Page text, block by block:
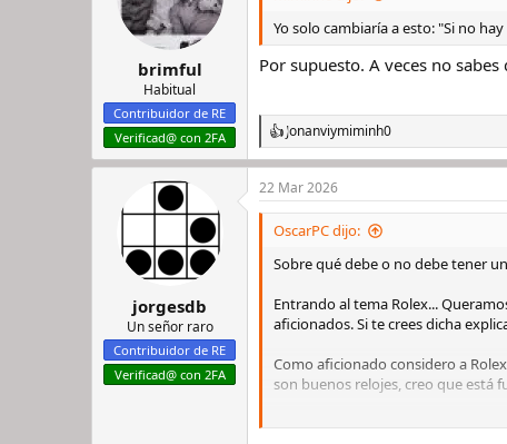
brimful
Habitual
Contribuidor de RE
Verificad@ con 2FA
Yo solo cambiaría a esto: "Si no
Por supuesto. A veces no
R
e
a
c
c
n
Jonanviymiminh0
jorgesdb
Un señor raro
Contribuidor de RE
Verificad@ con 2FA
22 Mar 2026
OscarPC dijo:
Sobre qué debe o no debe tener
Entrando al tema Rolex...
aficionados. Si te crees dicha
Como aficionado considero a
son buenos relojes, creo que está
En consecuencia, no tengo en mi